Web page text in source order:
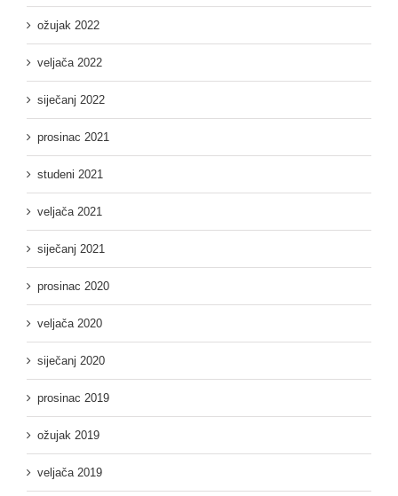
ožujak 2022
veljača 2022
siječanj 2022
prosinac 2021
studeni 2021
veljača 2021
siječanj 2021
prosinac 2020
veljača 2020
siječanj 2020
prosinac 2019
ožujak 2019
veljača 2019